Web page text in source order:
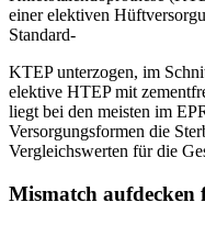
einer elektiven
Standard-
KTEP unterzogen, im
elektive HTEP mit
liegt bei den meisten im
Versorgungsformen die
Vergleichswerten für die
Mismatch aufdecken